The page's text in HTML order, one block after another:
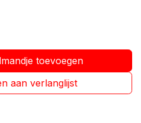
toevoegen
aan verlanglijst